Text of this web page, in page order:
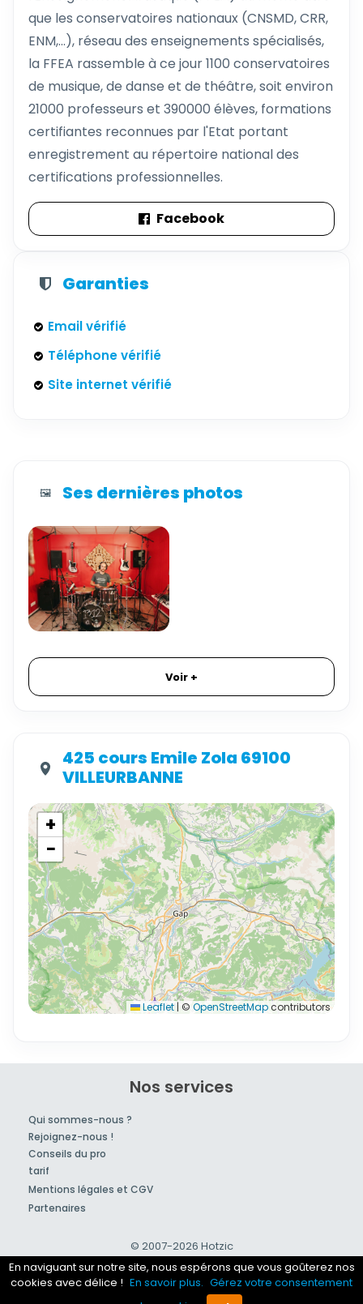
que les conservatoires nationaux (CNSMD, CRR,
ENM,...), réseau des enseignements spécialisés,
la FFEA rassemble à ce jour 1100 conservatoires
de musique, de danse et de théâtre, soit environ
21000 professeurs et 390000 élèves, formations
certifiantes reconnues par l'Etat portant
enregistrement au répertoire national des
certifications professionnelles.
Facebook
Garanties
Email vérifié
Téléphone vérifié
Site internet vérifié
🖼️ Ses dernières photos
Voir +
425 cours Emile Zola 69100
VILLEURBANNE
+
−
Leaflet | © OpenStreetMapcontributors
Nos services
Qui sommes-nous ?
Rejoignez-nous !
Conseils du pro
tarif
Mentions légales et CGV
Partenaires
© 2007-2026 Hotzic
En naviguant sur notre site, nous espérons que vous goûterez nos
cookies avec délice ! En savoir plus. Gérez votre consentement